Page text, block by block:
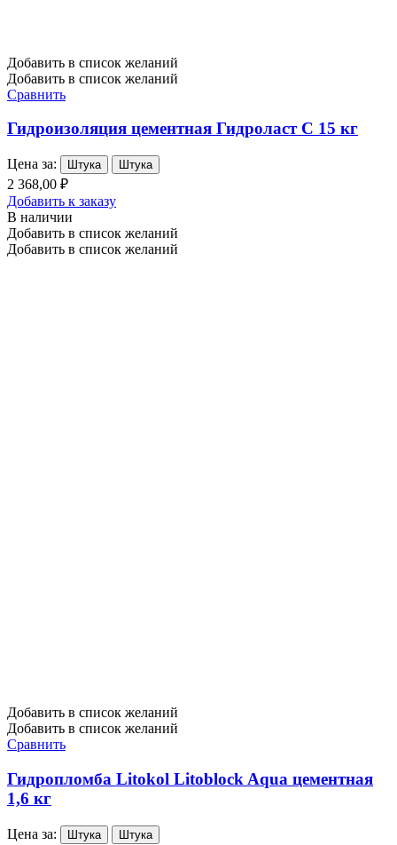
Добавить в список желаний
Добавить в список желаний
Сравнить
Гидроизоляция цементная Гидроласт С 15 кг
Цена за: Штука Штука
2 368,00 ₽
Добавить к заказу
В наличии
Добавить в список желаний
Добавить в список желаний
Добавить в список желаний
Добавить в список желаний
Сравнить
Гидропломба Litokol Litoblock Aqua цементная
1,6 кг
Цена за: Штука Штука